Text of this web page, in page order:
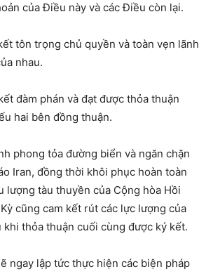
của Điều này và các Điều còn lại.
tôn trọng chủ quyền và toàn vẹn lãnh
nhau.
đàm phán và đạt được thỏa thuận
hai bên đồng thuận.
phong tỏa đường biển và ngăn chặn
Iran, đồng thời khôi phục hoàn toàn
tàu thuyền của Cộng hòa Hồi
cũng cam kết rút các lực lượng của
thỏa thuận cuối cùng được ký kết.
ngay lập tức thực hiện các biện pháp